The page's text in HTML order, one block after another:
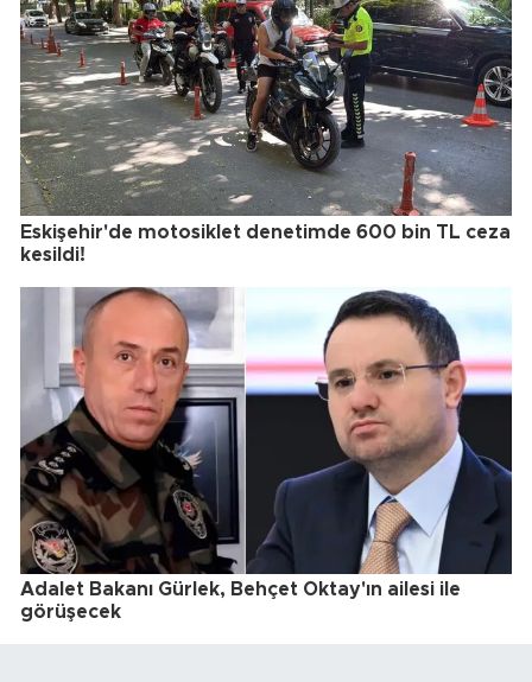
Eskişehir'de motosiklet denetimde 600 bin TL ceza
kesildi!
Adalet Bakanı Gürlek, Behçet Oktay'ın ailesi ile
görüşecek